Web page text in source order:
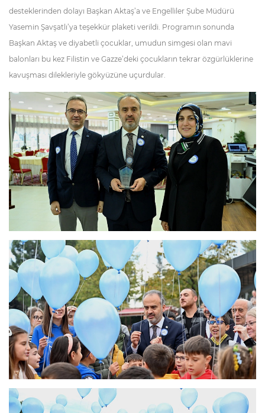
desteklerinden dolayı Başkan Aktaş’a ve Engelliler Şube Müdürü
Yasemin Şavşatlı’ya teşekkür plaketi verildi. Programın sonunda
Başkan Aktaş ve diyabetli çocuklar, umudun simgesi olan mavi
balonları bu kez Filistin ve Gazze’deki çocukların tekrar özgürlüklerine
kavuşması dilekleriyle gökyüzüne uçurdular.